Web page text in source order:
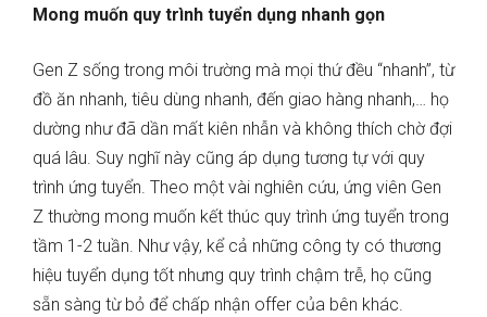
Mong muốn quy trình tuyển dụng nhanh gọn
Gen Z sống trong môi trường mà mọi thứ đều “nhanh”, từ
đồ ăn nhanh, tiêu dùng nhanh, đến giao hàng nhanh,… họ
dường như đã dần mất kiên nhẫn và không thích chờ đợi
quá lâu. Suy nghĩ này cũng áp dụng tương tự với quy
trình ứng tuyển. Theo một vài nghiên cứu, ứng viên Gen
Z thường mong muốn kết thúc quy trình ứng tuyển trong
tầm 1-2 tuần. Như vậy, kể cả những công ty có thương
hiệu tuyển dụng tốt nhưng quy trình chậm trễ, họ cũng
sẵn sàng từ bỏ để chấp nhận offer của bên khác.